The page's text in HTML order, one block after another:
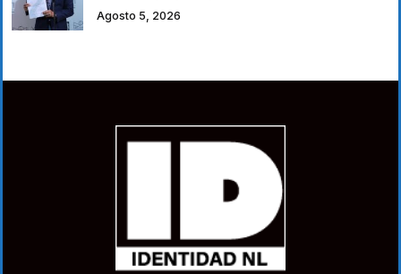
Agosto 5, 2026